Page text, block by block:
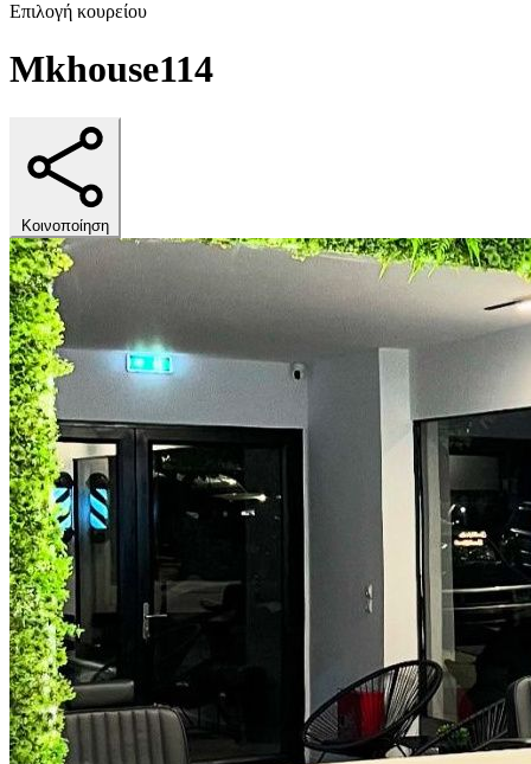
Επιλογή κουρείου
Mkhouse114
Κοινοποίηση